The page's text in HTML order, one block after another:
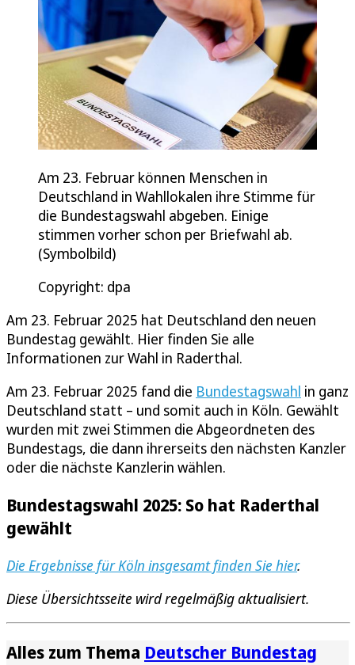
Am 23. Februar können Menschen in
Deutschland in Wahllokalen ihre Stimme für
die Bundestagswahl abgeben. Einige
stimmen vorher schon per Briefwahl ab.
(Symbolbild)
Copyright: dpa
Am 23. Februar 2025 hat Deutschland den neuen
Bundestag gewählt. Hier finden Sie alle
Informationen zur Wahl in Raderthal.
Am 23. Februar 2025 fand die Bundestagswahl in ganz
Deutschland statt – und somit auch in Köln. Gewählt
wurden mit zwei Stimmen die Abgeordneten des
Bundestags, die dann ihrerseits den nächsten Kanzler
oder die nächste Kanzlerin wählen.
Bundestagswahl 2025: So hat Raderthal
gewählt
Die Ergebnisse für Köln insgesamt finden Sie hier.
Diese Übersichtsseite wird regelmäßig aktualisiert.
Alles zum Thema Deutscher Bundestag